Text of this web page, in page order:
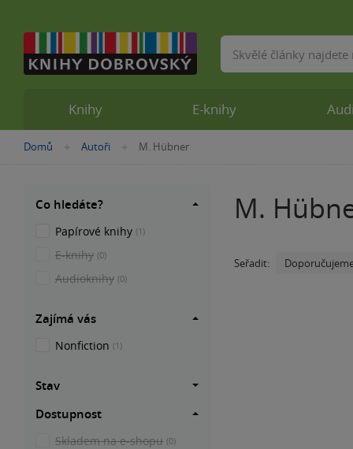
Nacházíte
Domů »Autoři »
M. Hübner
M.
Seřadit:
Co hledáte?
Papírové knihy (1)
E-knihy (0)
Audioknihy (0)
Zajímá vás
Nonfiction (1)
Stav
Dostupnost
Skladem na e-shopu (0)
Knihy E-knihy
Vyhledávání